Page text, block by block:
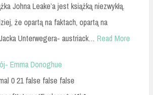
Johna Leake’a jest książką niezwykłą.
że opartą na faktach, opartą na
Unterwegera- austriack… Read More
Emma Donoghue
0 21 false false false